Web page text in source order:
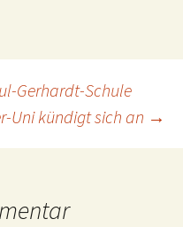
Gerhardt-Schule
Uni kündigt sich an →